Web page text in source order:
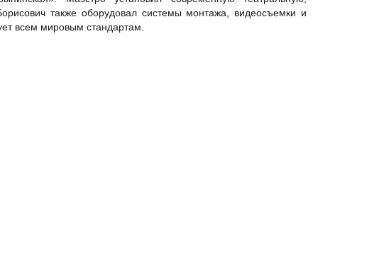
также оборудовал системы монтажа, видеосъемки и
всем мировым стандартам.